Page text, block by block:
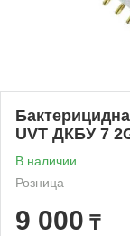
UVT ДКБУ 7
В наличии
Розница
9 000 ₸